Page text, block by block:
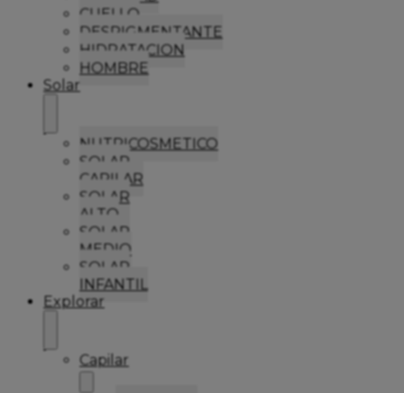
CUELLO
DESPIGMENTANTE
HIDRATACION
HOMBRE
Solar
NUTRICOSMETICO
SOLAR
CAPILAR
SOLAR
ALTO
SOLAR
MEDIO
SOLAR
INFANTIL
Explorar
Capilar